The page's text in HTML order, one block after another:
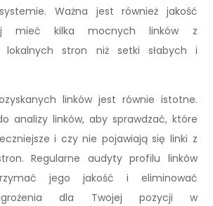
Ważna jest również jakość
mieć kilka mocnych linków z
lokalnych stron niż setki słabych i
linków jest równie istotne.
analizy linków, aby sprawdzać, które
i czy nie pojawiają się linki z
Regularne audyty profilu linków
jego jakość i eliminować
dla Twojej pozycji w